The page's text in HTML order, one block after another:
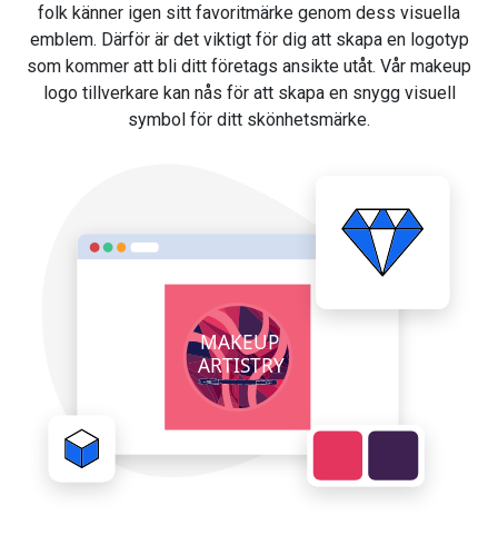
folk känner igen sitt favoritmärke genom dess visuella
emblem. Därför är det viktigt för dig att skapa en logotyp
som kommer att bli ditt företags ansikte utåt. Vår makeup
logo tillverkare kan nås för att skapa en snygg visuell
symbol för ditt skönhetsmärke.